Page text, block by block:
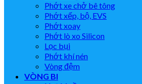
Phớt xe chở bê tông
Phớt xếp, bộ, EVS
Phớt xoay
Phớt lò xo Silicon
Lọc bụi
Phớt khí nén
Vòng đệm
VÒNG BI